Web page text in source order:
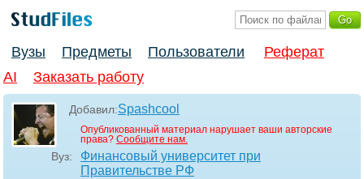
Вузы Предметы Пользователи
Реферат
AI
Заказать работу
Добавил:Spashcool
Опубликованный материал нарушает ваши авторские
права? Сообщите нам.
Вуз:
Финансовый университет при
Правительстве РФ